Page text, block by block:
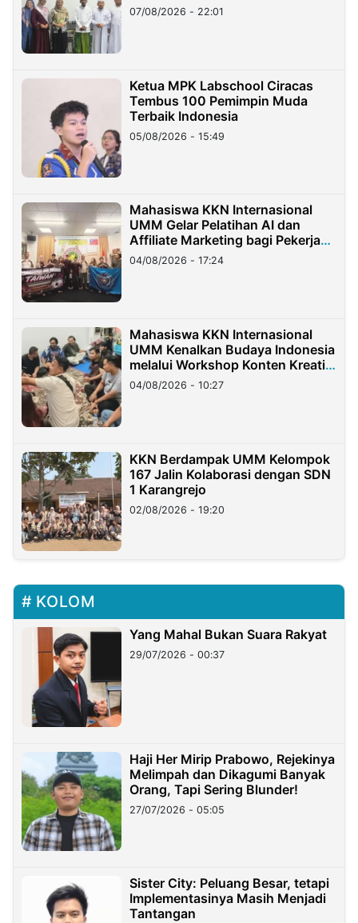
07/08/2026 - 22:01
Ketua MPK Labschool Ciracas
Tembus 100 Pemimpin Muda
Terbaik Indonesia
05/08/2026 - 15:49
Mahasiswa KKN Internasional
UMM Gelar Pelatihan AI dan
Affiliate Marketing bagi Pekerja
Migran Indonesia di Taiwan
04/08/2026 - 17:24
Mahasiswa KKN Internasional
UMM Kenalkan Budaya Indonesia
melalui Workshop Konten Kreatif
di Taiwan
04/08/2026 - 10:27
KKN Berdampak UMM Kelompok
167 Jalin Kolaborasi dengan SDN
1 Karangrejo
02/08/2026 - 19:20
KOLOM
Yang Mahal Bukan Suara Rakyat
29/07/2026 - 00:37
Haji Her Mirip Prabowo, Rejekinya
Melimpah dan Dikagumi Banyak
Orang, Tapi Sering Blunder!
27/07/2026 - 05:05
Sister City: Peluang Besar, tetapi
Implementasinya Masih Menjadi
Tantangan